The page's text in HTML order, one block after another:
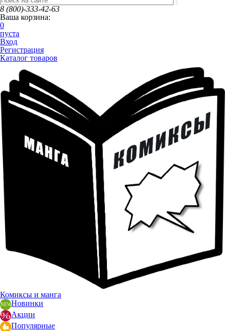
8 (800)-333-42-63
Ваша корзина:
0
пуста
Вход
Регистрация
Каталог товаров
Комиксы и манга
Новинки
Акции
Популярные